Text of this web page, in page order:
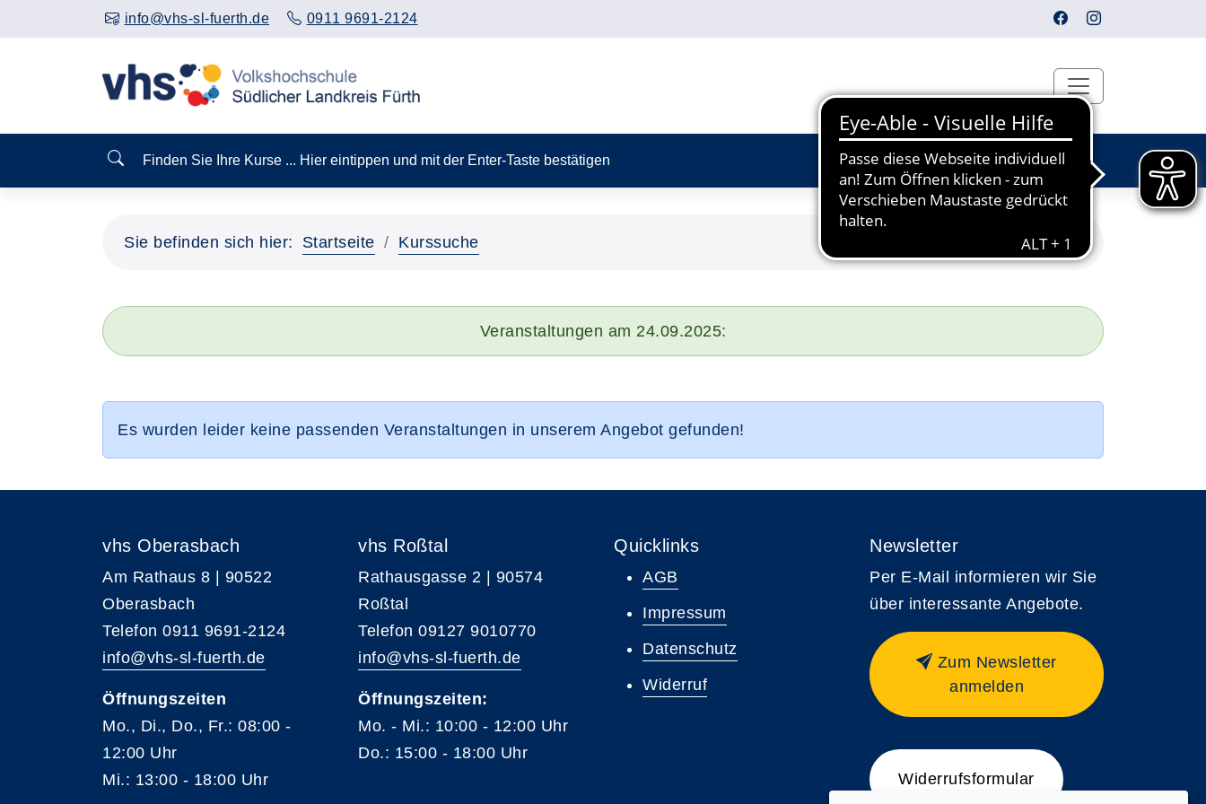
info@vhs-sl-fuerth.de 0911 9691-2124
Finden Sie Ihre Kurse ... Hier eintippen und mit der Enter-Taste bestätigen
Sie befinden sich hier: Startseite Kurssuche
Veranstaltungen am 24.09.2025:
Es wurden leider keine passenden Veranstaltungen in unserem Angebot gefunden!
vhs Oberasbach
Am Rathaus 8 | 90522
Oberasbach
Telefon 0911 9691-2124
info@vhs-sl-fuerth.de
Öffnungszeiten
Mo., Di., Do., Fr.: 08:00 -
12:00 Uhr
Mi.: 13:00 - 18:00 Uhr
vhs Roßtal
Rathausgasse 2 | 90574
Roßtal
Telefon 09127 9010770
info@vhs-sl-fuerth.de
Öffnungszeiten:
Mo. - Mi.: 10:00 - 12:00 Uhr
Do.: 15:00 - 18:00 Uhr
Quicklinks
AGB
Impressum
Datenschutz
Widerruf
Newsletter
Per E-Mail informieren wir Sie
über interessante Angebote.
Zum Newsletter
anmelden
Widerrufsformular